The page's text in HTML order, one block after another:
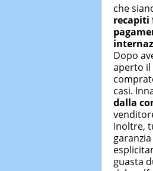
che
recapiti
Dopo
aperto il
casi.
dalla
Inoltre,
guasta